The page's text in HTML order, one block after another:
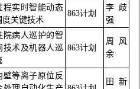
程实时智能动态
度关键技术
863计划
李歧
强
院病人巡护的智
技术及机器人巡 863计划
周风
余
壁等离子原位反
田新